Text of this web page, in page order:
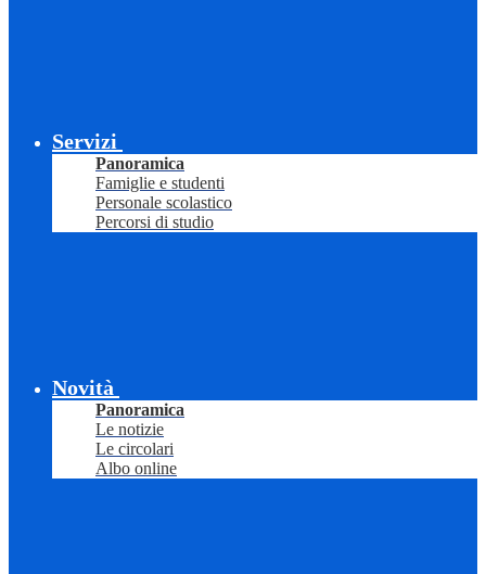
Servizi
Panoramica
Famiglie e studenti
Personale scolastico
Percorsi di studio
Novità
Panoramica
Le notizie
Le circolari
Albo online